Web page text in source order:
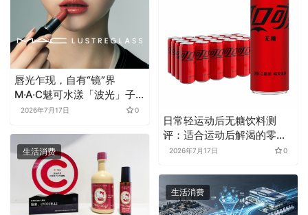
唇光乍现，自有“镜”界
M·A·C魅可水漾「波光」子
弹头唇膏焕新登场
2026年7月17日 0
日常轻运动后无糖饮料测
评：适合运动后解渴的零糖
零卡无负担饮品选择
2026年7月17日 0
生活消费
生活消费